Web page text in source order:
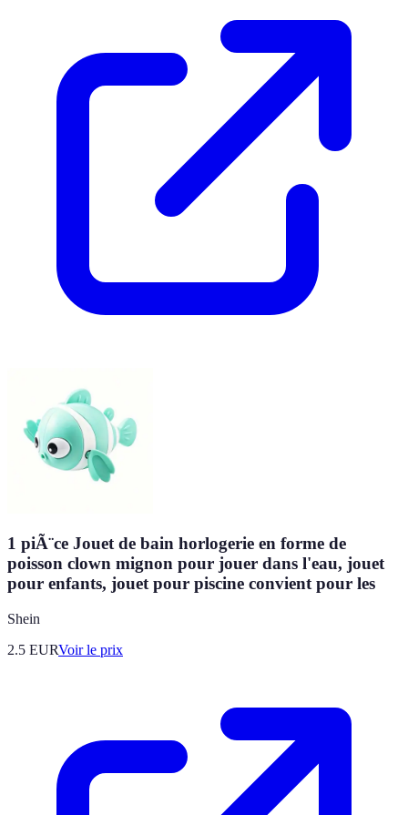
1 piÃ¨ce Jouet de bain horlogerie en forme de
poisson clown mignon pour jouer dans l'eau, jouet
pour enfants, jouet pour piscine convient pour les
Shein
2.5 EURVoir le prix